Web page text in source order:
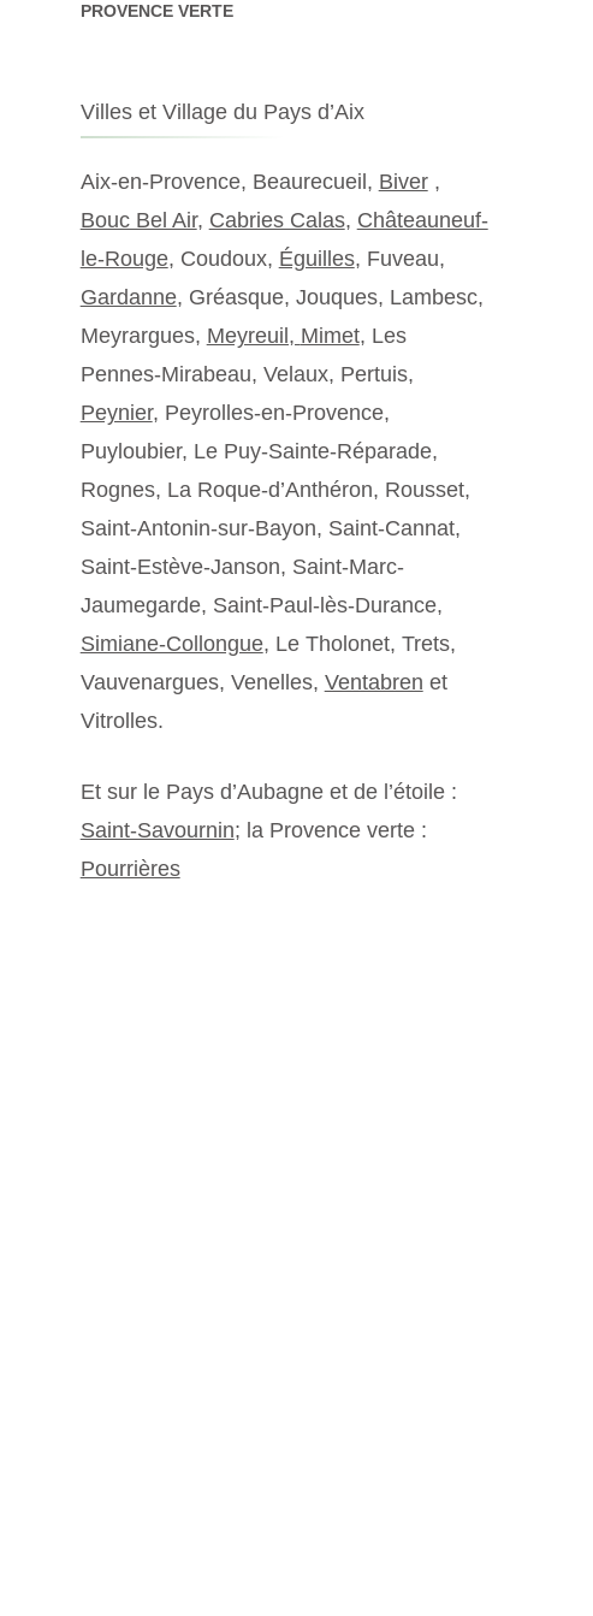
PROVENCE VERTE
Villes et Village du Pays d’Aix
Aix-en-Provence, Beaurecueil, Biver,
Bouc Bel Air, Cabries Calas, Châteauneuf-
le-Rouge, Coudoux, Éguilles, Fuveau,
Gardanne, Gréasque, Jouques, Lambesc,
Meyrargues, Meyreuil, Mimet, Les
Pennes-Mirabeau, Velaux, Pertuis,
Peynier, Peyrolles-en-Provence,
Puyloubier, Le Puy-Sainte-Réparade,
Rognes, La Roque-d’Anthéron, Rousset,
Saint-Antonin-sur-Bayon, Saint-Cannat,
Saint-Estève-Janson, Saint-Marc-
Jaumegarde, Saint-Paul-lès-Durance,
Simiane-Collongue, Le Tholonet, Trets,
Vauvenargues, Venelles, Ventabren et
Vitrolles.
Et sur le Pays d’Aubagne et de l’étoile :
Saint-Savournin; la Provence verte :
Pourrières